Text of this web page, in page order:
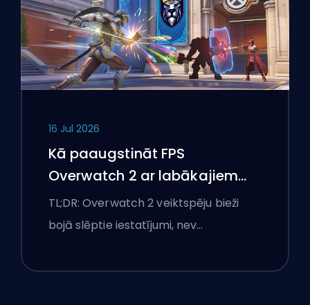
16 Jul 2026
Kā paaugstināt FPS
Overwatch 2 ar labākajiem
iestatījumiem
TL;DR: Overwatch 2 veiktspēju bieži
bojā slēptie iestatījumi, nev…